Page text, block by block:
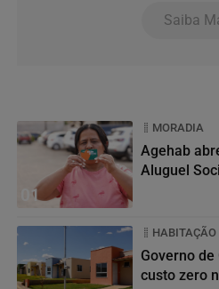
Saiba
01
MORADIA
Agehab
Aluguel
HABITAÇÃO
Governo
custo zero